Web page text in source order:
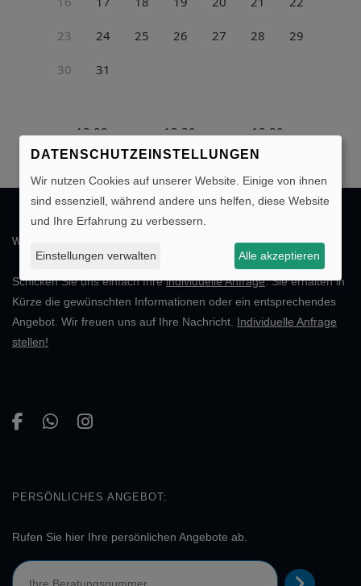
WIR BERATEN SIE GERN!
Schicken Sie uns einfach Ihreindividuelle Anfrage. Sie erhalten in
Kürze die gewünschten Informationen oder ein entsprechendes
Angebot. Wir freuen uns auf Ihre Nachricht. Individuelle Anfrage
stellen!
PERSÖNLICHES ANGEBOT:
Rufen Sie hier Ihre persönlichen Angebote ab.
DATENSCHUTZEINSTELLUNGEN
Wir nutzen Cookies auf unserer Website. Einige von ihnen
sind essenziell, während andere uns helfen, diese Website
und Ihre Erfahrung zu verbessern.
Einstellungen verwalten Alle akzeptieren